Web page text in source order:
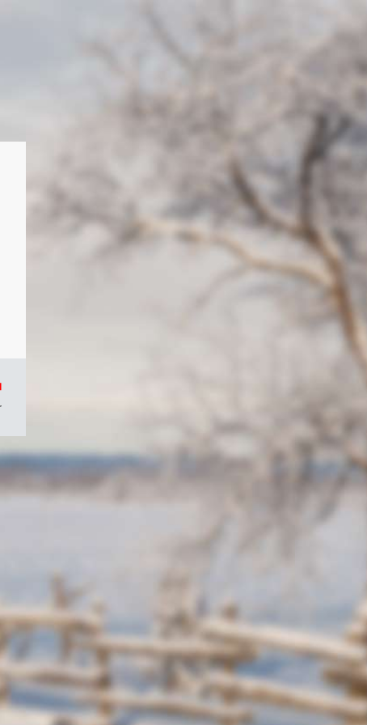
/
du
gouvernement
du